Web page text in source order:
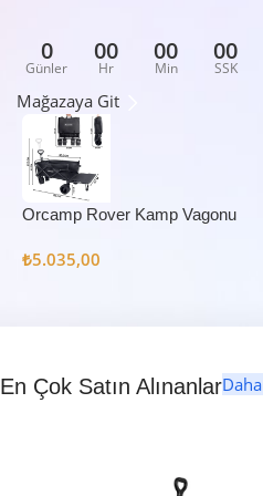
0
Günler
00
Hr
00
Min
00
SSK
Mağazaya Git
Orcamp Rover Kamp Vagonu
₺5.035,00
En Çok Satın Alınanlar